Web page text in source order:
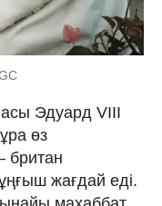
Эдуард VIII
өз
британ
жағдай еді.